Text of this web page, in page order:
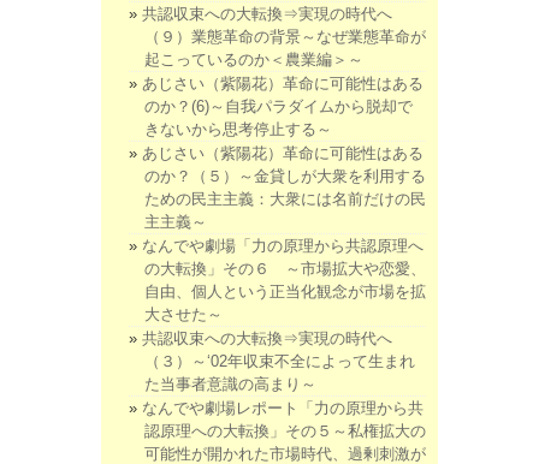
共認収束への大転換⇒実現の時代へ
（９）業態革命の背景～なぜ業態革命が
起こっているのか＜農業編＞～
あじさい（紫陽花）革命に可能性はある
のか？(6)～自我パラダイムから脱却で
きないから思考停止する～
あじさい（紫陽花）革命に可能性はある
のか？（５）～金貸しが大衆を利用する
ための民主主義：大衆には名前だけの民
主主義～
なんでや劇場「力の原理から共認原理へ
の大転換」その６ ～市場拡大や恋愛、
自由、個人という正当化観念が市場を拡
大させた～
共認収束への大転換⇒実現の時代へ
（３）～‘02年収束不全によって生まれ
た当事者意識の高まり～
なんでや劇場レポート「力の原理から共
認原理への大転換」その５～私権拡大の
可能性が開かれた市場時代、過剰刺激が